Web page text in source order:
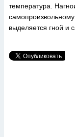
температура.
выделяется гной и